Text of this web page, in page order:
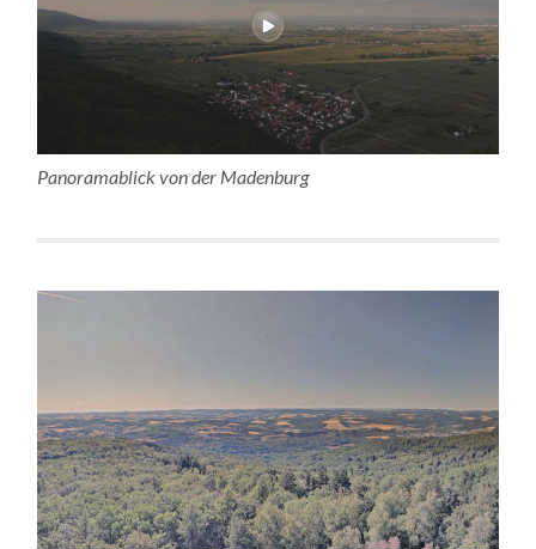
Panoramablick von der Madenburg